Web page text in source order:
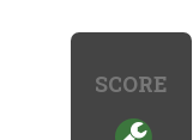
SCORE